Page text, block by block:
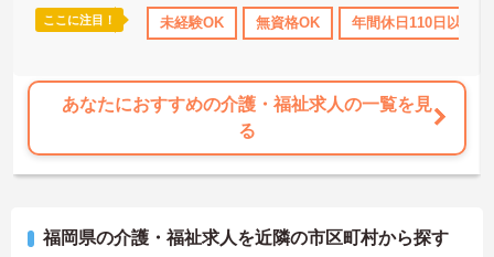
日110日以上 ブランクOK 産休･育休･介護休暇取得実績あり
ここに注目！ 未経験OK 無資格OK 年間休日110日以上
あなたにおすすめの介護・福祉求人の一覧を見
る
福岡県の介護・福祉求人を近隣の市区町村から探す